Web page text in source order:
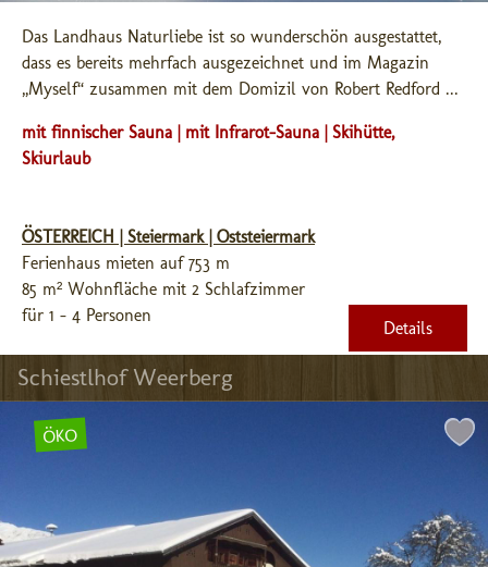
Das Landhaus Naturliebe ist so wunderschön ausgestattet,
dass es bereits mehrfach ausgezeichnet und im Magazin
„Myself“ zusammen mit dem Domizil von Robert Redford ...
mit finnischer Sauna | mit Infrarot-Sauna | Skihütte,
Skiurlaub
ÖSTERREICH | Steiermark | Oststeiermark
Ferienhaus mieten auf 753 m
85 m² Wohnfläche mit 2 Schlafzimmer
für 1 - 4 Personen
Details
Schiestlhof Weerberg
ÖKO